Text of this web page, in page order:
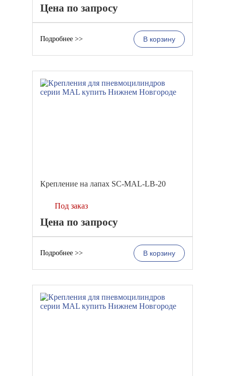
Цена по запросу
В корзину
Подробнее >>
Крепление на лапах SC-MAL-LB-20
Под заказ
Цена по запросу
В корзину
Подробнее >>